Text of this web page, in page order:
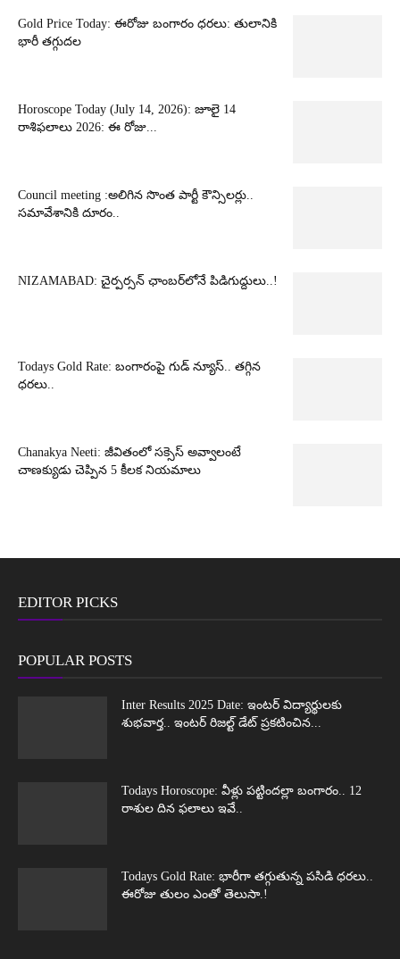
Gold Price Today: ఈరోజు బంగారం ధరలు: తులానికి
భారీ తగ్గుదల
Horoscope Today (July 14, 2026): జూలై 14
రాశిఫలాలు 2026: ఈ రోజు...
Council meeting :అలిగిన సొంత పార్టీ కౌన్సిలర్లు..
సమావేశానికి దూరం..
NIZAMABAD: చైర్పర్సన్ ఛాంబర్‌లోనే పిడిగుద్దులు..!
Todays Gold Rate: బంగారంపై గుడ్ న్యూస్.. తగ్గిన
ధరలు..
Chanakya Neeti: జీవితంలో సక్సెస్ అవ్వాలంటే
చాణక్యుడు చెప్పిన 5 కీలక నియమాలు
EDITOR PICKS
POPULAR POSTS
Inter Results 2025 Date: ఇంటర్ విద్యార్థులకు
శుభవార్త.. ఇంటర్ రిజల్ట్ డేట్ ప్రకటించిన...
Todays Horoscope: వీళ్లు పట్టిందల్లా బంగారం.. 12
రాశుల దిన ఫలాలు ఇవే..
Todays Gold Rate: భారీగా తగ్గుతున్న పసిడి ధరలు..
ఈరోజు తులం ఎంతో తెలుసా.!